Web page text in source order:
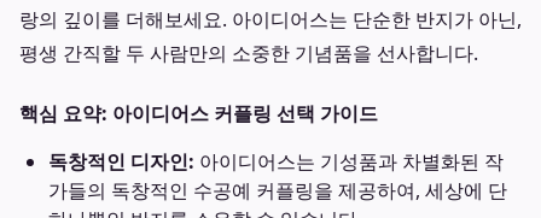
랑의 깊이를 더해보세요. 아이디어스는 단순한 반지가 아닌,
평생 간직할 두 사람만의 소중한 기념품을 선사합니다.
핵심 요약: 아이디어스 커플링 선택 가이드
독창적인 디자인: 아이디어스는 기성품과 차별화된 작
가들의 독창적인 수공예 커플링을 제공하여, 세상에 단